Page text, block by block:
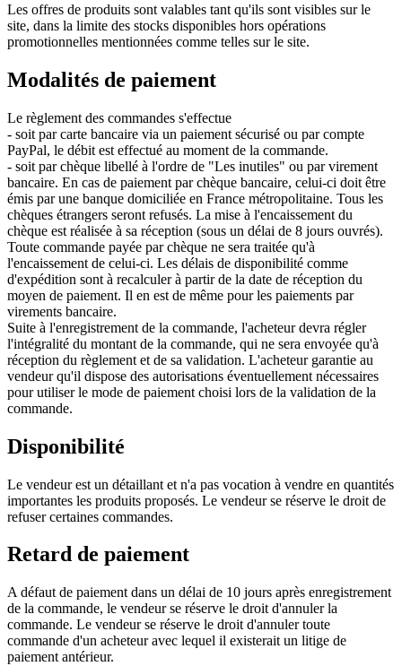
Les offres de produits sont valables tant qu'ils sont visibles sur le
site, dans la limite des stocks disponibles hors opérations
promotionnelles mentionnées comme telles sur le site.
Modalités de paiement
Le règlement des commandes s'effectue
- soit par carte bancaire via un paiement sécurisé ou par compte
PayPal, le débit est effectué au moment de la commande.
- soit par chèque libellé à l'ordre de "Les inutiles" ou par virement
bancaire. En cas de paiement par chèque bancaire, celui-ci doit être
émis par une banque domiciliée en France métropolitaine. Tous les
chèques étrangers seront refusés. La mise à l'encaissement du
chèque est réalisée à sa réception (sous un délai de 8 jours ouvrés).
Toute commande payée par chèque ne sera traitée qu'à
l'encaissement de celui-ci. Les délais de disponibilité comme
d'expédition sont à recalculer à partir de la date de réception du
moyen de paiement. Il en est de même pour les paiements par
virements bancaire.
Suite à l'enregistrement de la commande, l'acheteur devra régler
l'intégralité du montant de la commande, qui ne sera envoyée qu'à
réception du règlement et de sa validation. L'acheteur garantie au
vendeur qu'il dispose des autorisations éventuellement nécessaires
pour utiliser le mode de paiement choisi lors de la validation de la
commande.
Disponibilité
Le vendeur est un détaillant et n'a pas vocation à vendre en quantités
importantes les produits proposés. Le vendeur se réserve le droit de
refuser certaines commandes.
Retard de paiement
A défaut de paiement dans un délai de 10 jours après enregistrement
de la commande, le vendeur se réserve le droit d'annuler la
commande. Le vendeur se réserve le droit d'annuler toute
commande d'un acheteur avec lequel il existerait un litige de
paiement antérieur.